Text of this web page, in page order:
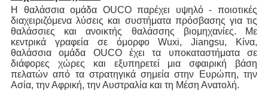
Η θαλάσσια ομάδα OUCO παρέχει υψηλό - ποιοτικές
διαχειριζόμενα λύσεις και συστήματα πρόσβασης για τις
θαλάσσιες και ανοικτής θαλάσσης βιομηχανίες. Με
κεντρικά γραφεία σε όμορφο Wuxi, Jiangsu, Κίνα,
θαλάσσια ομάδα OUCO έχει τα υποκαταστήματα σε
διάφορες χώρες και εξυπηρετεί μια σφαιρική βάση
πελατών από τα στρατηγικά σημεία στην Ευρώπη, την
Ασία, την Αφρική, την Αυστραλία και τη Μέση Ανατολή.